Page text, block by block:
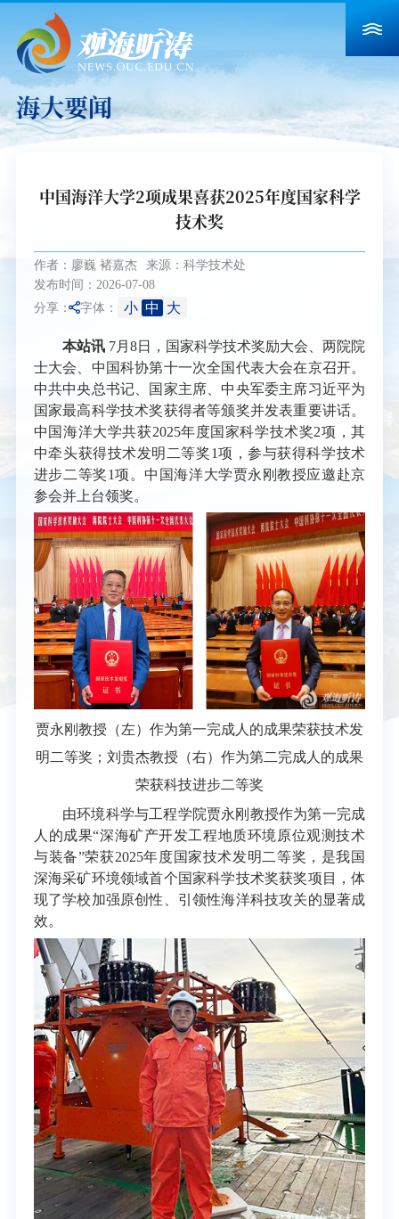
海大要闻
中国海洋大学2项成果喜获2025年度国家科学
技术奖
作者：廖巍 褚嘉杰
来源：科学技术处
发布时间：2026-07-08
分享： 字体： 小 中 大
本站讯 7月8日，国家科学技术奖励大会、两院院
士大会、中国科协第十一次全国代表大会在京召开。
中共中央总书记、国家主席、中央军委主席习近平为
国家最高科学技术奖获得者等颁奖并发表重要讲话。
中国海洋大学共获2025年度国家科学技术奖2项，其
中牵头获得技术发明二等奖1项，参与获得科学技术
进步二等奖1项。中国海洋大学贾永刚教授应邀赴京
参会并上台领奖。
贾永刚教授（左）作为第一完成人的成果荣获技术发
明二等奖；刘贵杰教授（右）作为第二完成人的成果
荣获科技进步二等奖
由环境科学与工程学院贾永刚教授作为第一完成
人的成果“深海矿产开发工程地质环境原位观测技术
与装备”荣获2025年度国家技术发明二等奖，是我国
深海采矿环境领域首个国家科学技术奖获奖项目，体
现了学校加强原创性、引领性海洋科技攻关的显著成
效。